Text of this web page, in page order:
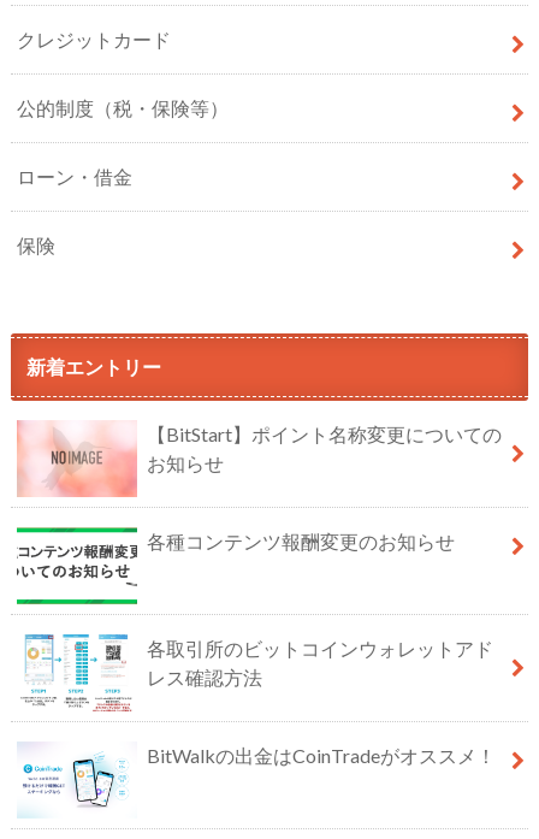
クレジットカード
公的制度（税・保険等）
ローン・借金
保険
新着エントリー
【BitStart】ポイント名称変更についての
お知らせ
各種コンテンツ報酬変更のお知らせ
各取引所のビットコインウォレットアド
レス確認方法
BitWalkの出金はCoinTradeがオススメ！